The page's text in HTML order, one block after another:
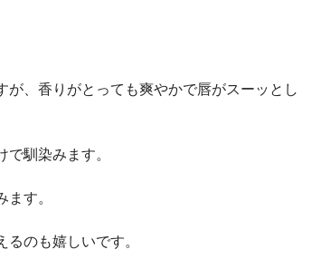
、香りがとっても爽やかで唇がスーッとし
馴染みます。
す。
のも嬉しいです。